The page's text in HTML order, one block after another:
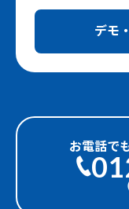
デモ
お電話で